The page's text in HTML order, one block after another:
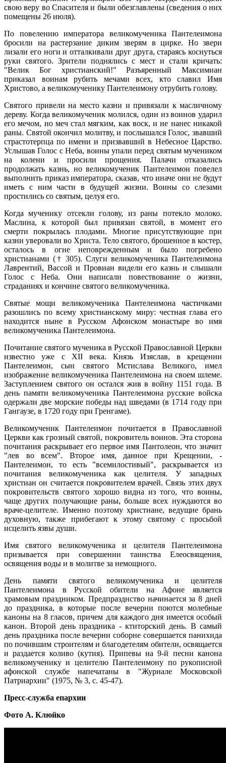
свою веру во Спасителя и были обезглавлены (сведения о них
помещены 26 июля).
По повелению императора великомученика Пантелеимона
бросили на растерзание диким зверям в цирке. Но звери
лизали его ноги и отталкивали друг друга, стараясь коснуться
руки святого. Зрители поднялись с мест и стали кричать:
"Велик Бог христианский!" Разъяренный Максимиан
приказал воинам рубить мечами всех, кто славил Имя
Христово, а великомученику Пантелеимону отрубить голову.
Святого привели на место казни и привязали к масличному
дереву. Когда великомученик молился, один из воинов ударил
его мечом, но меч стал мягким, как воск, и не нанес никакой
раны. Святой окончил молитву, и послышался Голос, звавший
страстотерпца по имени и призвавший в Небесное Царство.
Услышав Голос с Неба, воины упали перед святым мучеником
на колени и просили прощения. Палачи отказались
продолжать казнь, но великомученик Пантелеимон повелел
выполнить приказ императора, сказав, что иначе они не будут
иметь с ним части в будущей жизни. Воины со слезами
простились со святым, целуя его.
Когда мученику отсекли голову, из раны потекло молоко.
Маслина, к которой был привязан святой, в момент его
смерти покрылась плодами. Многие присутствующие при
казни уверовали во Христа. Тело святого, брошенное в костер,
осталось в огне неповрежденным и было погребено
христианами († 305). Слуги великомученика Пантелеимона
Лаврентий, Вассой и Провиан видели его казнь и слышали
Голос с Неба. Они написали повествование о жизни,
страданиях и кончине святого великомученика.
Святые мощи великомученика Пантелеимона частичками
разошлись по всему христианскому миру: честная глава его
находится ныне в Русском Афонском монастыре во имя
великомученика Пантелеимона.
Почитание святого мученика в Русской Православной Церкви
известно уже с ХII века. Князь Изяслав, в крещении
Пантелеимон, сын святого Мстислава Великого, имел
изображение великомученика Пантелеимона на своем шлеме.
Заступлением святого он остался жив в войну 1151 года. В
день памяти великомученика Пантелеимона русские войска
одержали две морские победы над шведами (в 1714 году при
Гангаузе, в 1720 году при Гренгаме).
Великомученик Пантелеимон почитается в Православной
Церкви как грозный святой, покровитель воинов. Эта сторона
почитания раскрывает его первое имя Пантолеон, что значит
"лев во всем". Второе имя, данное при Крещении, -
Пантелеимон, то есть "всемилостивый", раскрывается из
почитания великомученика как целителя. У западных
христиан он считается покровителем врачей. Связь этих двух
покровительств святого хорошо видна из того, что воины,
чаще других получающие раны, больше всех нуждаются во
враче-целителе. Именно поэтому христиане, ведущие брань
духовную, также прибегают к этому святому с просьбой
исцелить язвы души.
Имя святого великомученика и целителя Пантелеимона
призывается при совершении таинства Елеосвящения,
освящения воды и в молитве за немощного.
День памяти святого великомученика и целителя
Пантелеимона в Русской обители на Афоне является
храмовым праздником. Предпразднство начинается за 8 дней
до праздника, в которые после вечерни поются молебные
каноны на 8 гласов, причем для каждого дня имеется особый
канон. Второй день праздника - ктиторский день. В самый
день праздника после вечерни соборне совершается панихида
по почившим строителям и благодетелям обители, освящается
и раздается коливо (кутия). Припевы на 9-й песни канона
великомученику и целителю Пантелеимону по рукописной
афонской службе напечатаны в "Журнале Московской
Патриархии" (1975, № 3, с. 45-47).
Пресс-служба епархии
Фото А. Клюйко